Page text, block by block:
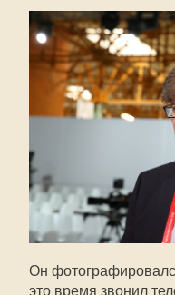
Он
это время звонил